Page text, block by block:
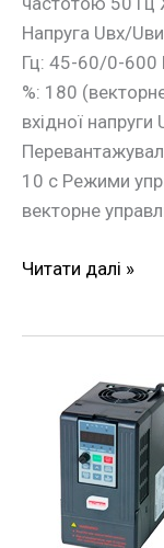
Напруга Uвх/
Гц: 45-60/0-600
%: 180
вхідної
10 с Режими
векторне
Читати далі »
Частотний
перетворювач
drive.1R5
1,5кВт
3ф/380В